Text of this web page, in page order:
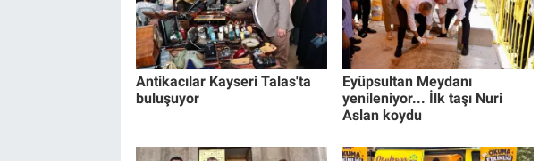
Antikacılar Kayseri Talas'ta
buluşuyor
Eyüpsultan Meydanı
yenileniyor... İlk taşı Nuri
Aslan koydu